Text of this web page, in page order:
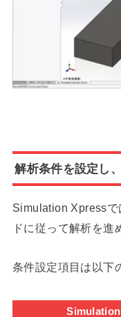
解析条件を設定し
Simulation Xpressで
ドに従って解析を進
条件設定項目は以下
Simulation